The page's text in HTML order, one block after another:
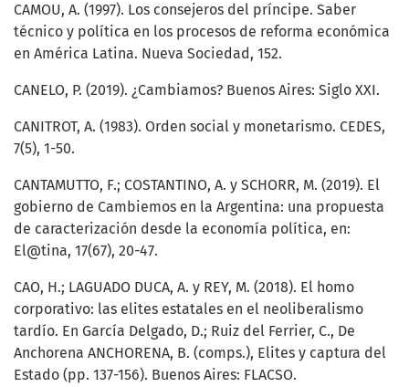
CAMOU, A. (1997). Los consejeros del príncipe. Saber
técnico y política en los procesos de reforma económica
en América Latina. Nueva Sociedad, 152.
CANELO, P. (2019). ¿Cambiamos? Buenos Aires: Siglo XXI.
CANITROT, A. (1983). Orden social y monetarismo. CEDES,
7(5), 1-50.
CANTAMUTTO, F.; COSTANTINO, A. y SCHORR, M. (2019). El
gobierno de Cambiemos en la Argentina: una propuesta
de caracterización desde la economía política, en:
El@tina, 17(67), 20-47.
CAO, H.; LAGUADO DUCA, A. y REY, M. (2018). El homo
corporativo: las elites estatales en el neoliberalismo
tardío. En García Delgado, D.; Ruiz del Ferrier, C., De
Anchorena ANCHORENA, B. (comps.), Elites y captura del
Estado (pp. 137-156). Buenos Aires: FLACSO.